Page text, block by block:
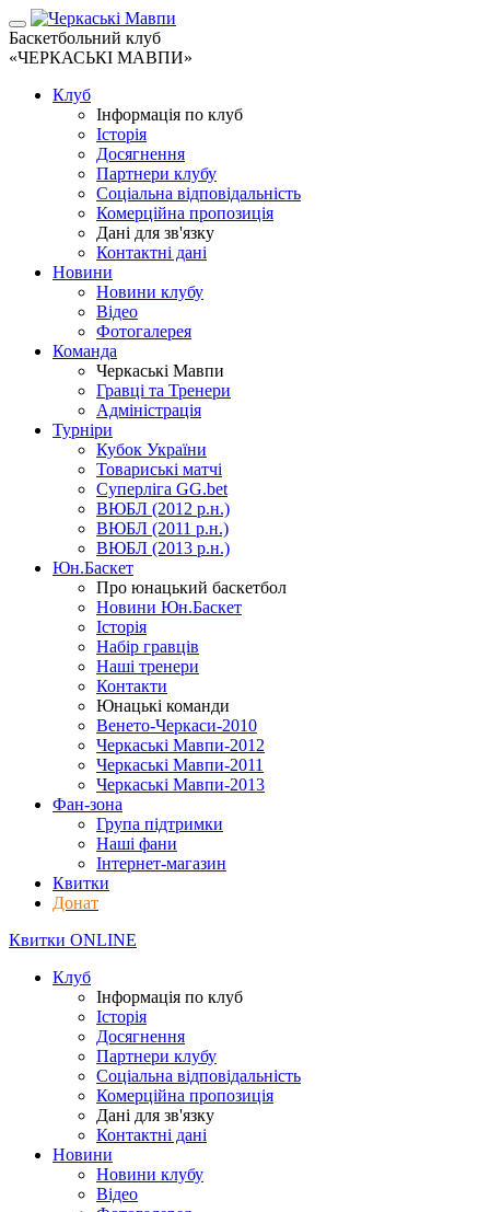
Баскетбольний клуб
«ЧЕРКАСЬКІ МАВПИ»
Клуб
Інформація по клуб
Історія
Досягнення
Партнери клубу
Соціальна відповідальність
Комерційна пропозиція
Дані для зв'язку
Контактні дані
Новини
Новини клубу
Відео
Фотогалерея
Команда
Черкаські Мавпи
Гравці та Тренери
Адміністрація
Турніри
Кубок України
Товариські матчі
Суперліга GG.bet
ВЮБЛ (2012 р.н.)
ВЮБЛ (2011 р.н.)
ВЮБЛ (2013 р.н.)
Юн.Баскет
Про юнацький баскетбол
Новини Юн.Баскет
Історія
Набір гравців
Наші тренери
Контакти
Юнацькі команди
Венето-Черкаси-2010
Черкаські Мавпи-2012
Черкаські Мавпи-2011
Черкаські Мавпи-2013
Фан-зона
Група підтримки
Наші фани
Інтернет-магазин
Квитки
Донат
Квитки ONLINE
Клуб
Інформація по клуб
Історія
Досягнення
Партнери клубу
Соціальна відповідальність
Комерційна пропозиція
Дані для зв'язку
Контактні дані
Новини
Новини клубу
Відео